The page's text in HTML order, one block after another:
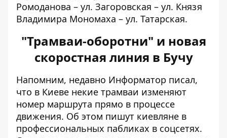
Ромоданова – ул. Загоровская – ул. Князя
Владимира Мономаха – ул. Татарская.
"Трамваи-оборотни" и новая
скоростная линия в Бучу
Напомним, недавно Информатор писал,
что в Киеве некие трамваи изменяют
номер маршрута прямо в процессе
движения. Об этом пишут киевляне в
профессиональных пабликах в соцсетях.